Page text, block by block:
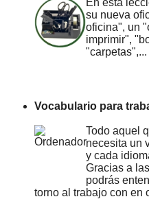
su nueva
oficina", un
imprimir",
"carpetas",...
Vocabulario para
Todo aquel
necesita un
y cada
Gracias a
podrás
torno al trabajo con en